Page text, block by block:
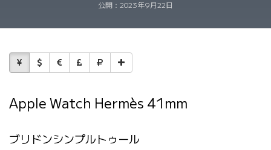
公開： 2023年9月22日
Apple Watch Hermès 41mm
ブリドンシンプルトゥール